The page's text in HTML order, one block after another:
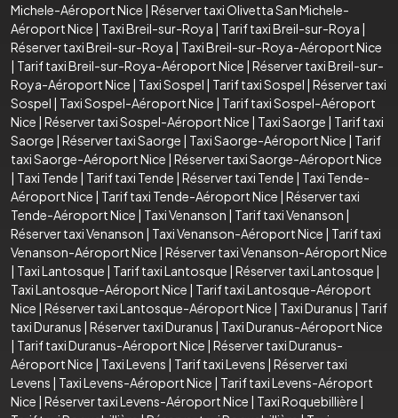
Michele-Aéroport Nice | Réserver taxi Olivetta San Michele-
Aéroport Nice | Taxi Breil-sur-Roya | Tarif taxi Breil-sur-Roya |
Réserver taxi Breil-sur-Roya | Taxi Breil-sur-Roya-Aéroport Nice
| Tarif taxi Breil-sur-Roya-Aéroport Nice | Réserver taxi Breil-sur-
Roya-Aéroport Nice | Taxi Sospel | Tarif taxi Sospel | Réserver taxi
Sospel | Taxi Sospel-Aéroport Nice | Tarif taxi Sospel-Aéroport
Nice | Réserver taxi Sospel-Aéroport Nice | Taxi Saorge | Tarif taxi
Saorge | Réserver taxi Saorge | Taxi Saorge-Aéroport Nice | Tarif
taxi Saorge-Aéroport Nice | Réserver taxi Saorge-Aéroport Nice
| Taxi Tende | Tarif taxi Tende | Réserver taxi Tende | Taxi Tende-
Aéroport Nice | Tarif taxi Tende-Aéroport Nice | Réserver taxi
Tende-Aéroport Nice | Taxi Venanson | Tarif taxi Venanson |
Réserver taxi Venanson | Taxi Venanson-Aéroport Nice | Tarif taxi
Venanson-Aéroport Nice | Réserver taxi Venanson-Aéroport Nice
| Taxi Lantosque | Tarif taxi Lantosque | Réserver taxi Lantosque |
Taxi Lantosque-Aéroport Nice | Tarif taxi Lantosque-Aéroport
Nice | Réserver taxi Lantosque-Aéroport Nice | Taxi Duranus | Tarif
taxi Duranus | Réserver taxi Duranus | Taxi Duranus-Aéroport Nice
| Tarif taxi Duranus-Aéroport Nice | Réserver taxi Duranus-
Aéroport Nice | Taxi Levens | Tarif taxi Levens | Réserver taxi
Levens | Taxi Levens-Aéroport Nice | Tarif taxi Levens-Aéroport
Nice | Réserver taxi Levens-Aéroport Nice | Taxi Roquebillière |